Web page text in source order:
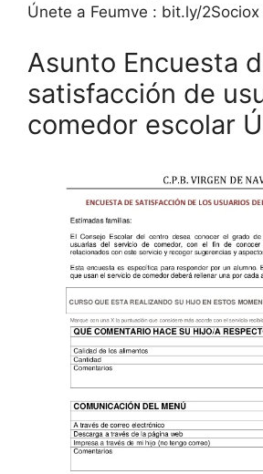
Únete a Feumve : bit.ly/2Sociox
Asunto Encuesta
satisfacción de
comedor escolar